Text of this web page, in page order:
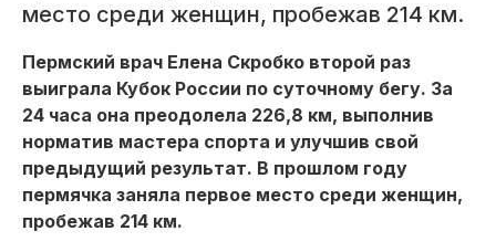
место среди женщин, пробежав 214 км.
Пермский врач Елена Скробко второй раз
выиграла Кубок России по суточному бегу. За
24 часа она преодолела 226,8 км, выполнив
норматив мастера спорта и улучшив свой
предыдущий результат. В прошлом году
пермячка заняла первое место среди женщин,
пробежав 214 км.